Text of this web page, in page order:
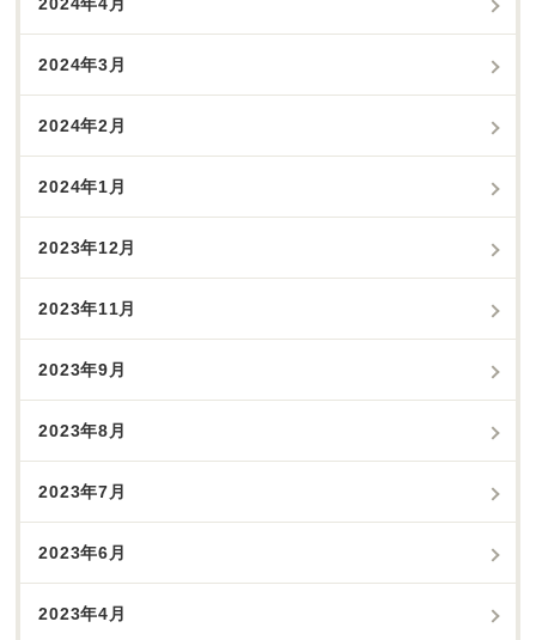
2024年3月
2024年2月
2024年1月
2023年12月
2023年11月
2023年9月
2023年8月
2023年7月
2023年6月
2023年4月